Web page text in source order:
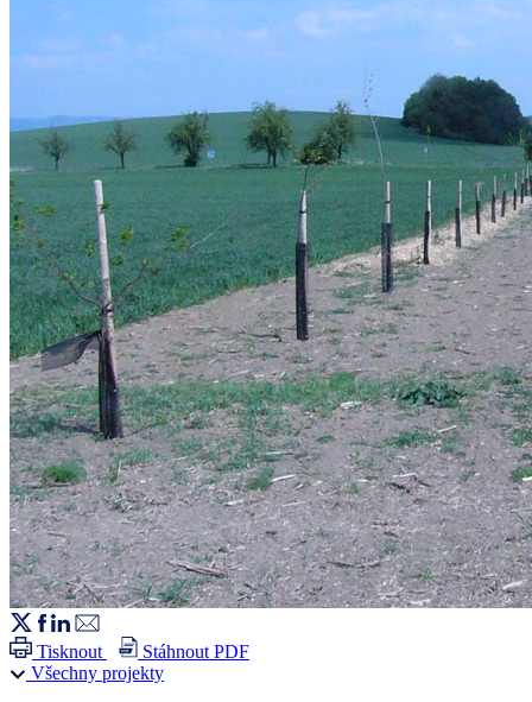
Tisknout
Stáhnout PDF
Všechny projekty